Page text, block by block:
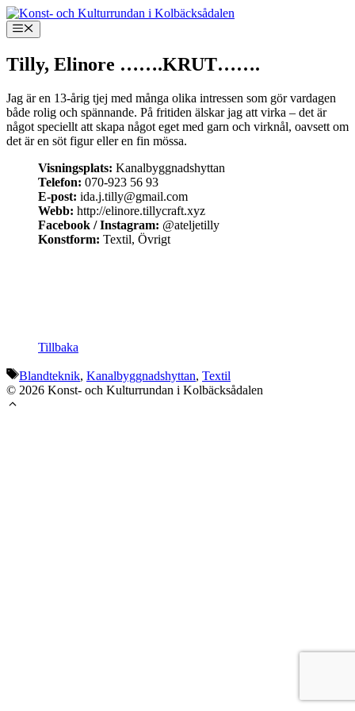
Hoppa
till
innehåll
Meny
Tilly, Elinore …….KRUT…….
Jag är en 13-årig tjej med många olika intressen som gör vardagen
både rolig och spännande. På fritiden älskar jag att virka – det är
något speciellt att skapa något eget med garn och virknål, oavsett om
det är en söt figur eller en fin mössa.
Visningsplats: Kanalbyggnadshyttan
Telefon: 070-923 56 93
E-post: ida.j.tilly@gmail.com
Webb: http://elinore.tillycraft.xyz
Facebook / Instagram: @ateljetilly
Konstform: Textil, Övrigt
Tillbaka
Etiketter
Blandteknik, Kanalbyggnadshyttan, Textil
© 2026 Konst- och Kulturrundan i Kolbäcksådalen